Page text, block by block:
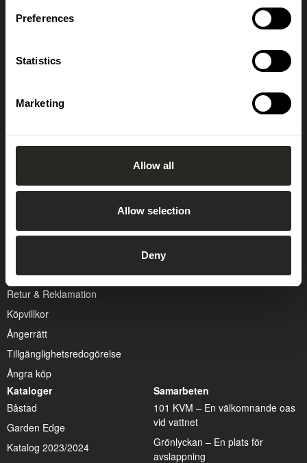
Preferences
Statistics
Marketing
Allow all
Allow selection
Deny
OK
Hållbarhetspolicy
Kontakta oss
Visselblåsarpolicy
Retur & Reklamation
Köpvillkor
Ångerrätt
Tillgänglighetsredogörelse
Ångra köp
Kapa en skärm på bästa sätt
Montering av skärmar
Välj rätt pergola
Välj rätt skärmvägg
Kataloger
Båstad
Garden Edge
Katalog 2023/2024
Samarbeten
101 KVM – En välkomnande oas
vid vattnet
Grönlyckan – En plats för
avslappning